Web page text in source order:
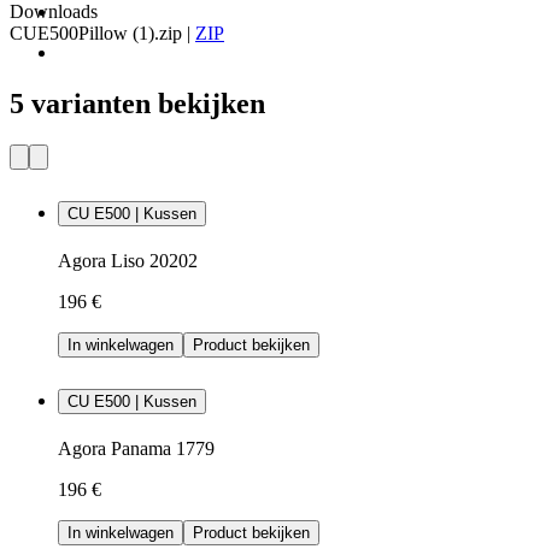
Downloads
CUE500Pillow (1).zip | ZIP
5 varianten bekijken
CU E500 | Kussen
Agora Liso 20202
196 €
In winkelwagen Product bekijken
CU E500 | Kussen
Agora Panama 1779
196 €
In winkelwagen Product bekijken